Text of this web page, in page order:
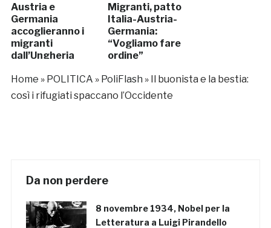
Austria e
Germania
accoglieranno i
migranti
dall’Ungheria
Migranti, patto
Italia-Austria-
Germania:
“Vogliamo fare
ordine”
Home » POLITICA » PoliFlash » Il buonista e la bestia:
così i rifugiati spaccano l’Occidente
Da non perdere
8 novembre 1934, Nobel per la
Letteratura a Luigi Pirandello